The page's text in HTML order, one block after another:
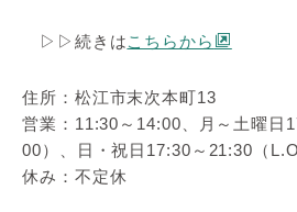
▷▷続きはこちらから
住所：松江市末次本町13
営業：11:30～14:00、月～土曜日
00）、日・祝日17:30～21:30（
休み：不定休